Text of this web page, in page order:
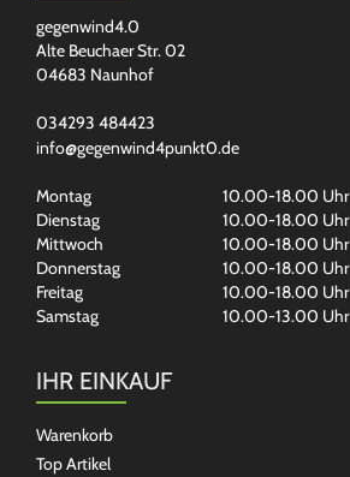
gegenwind4.0
Alte Beuchaer Str. 02
04683 Naunhof
034293 484423
info@gegenwind4punkt0.de
Montag
10.00-18.00 Uhr
Dienstag
10.00-18.00 Uhr
Mittwoch
10.00-18.00 Uhr
Donnerstag
10.00-18.00 Uhr
Freitag
10.00-18.00 Uhr
Samstag
10.00-13.00 Uhr
IHR EINKAUF
Warenkorb
Top Artikel